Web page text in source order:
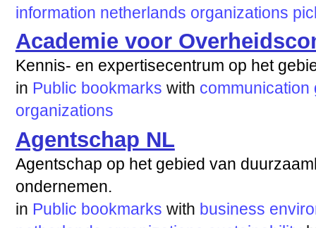
information netherlands organizations
Academie voor
Kennis- en expertisecentrum op het
in Public bookmarks with communication
organizations
Agentschap NL
Agentschap op het gebied van
ondernemen.
in Public bookmarks with business